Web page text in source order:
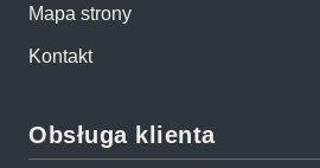
Mapa strony
Kontakt
Obsługa klienta